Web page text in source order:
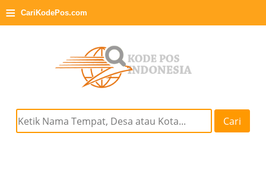
≡ CariKodePos.com
Cari